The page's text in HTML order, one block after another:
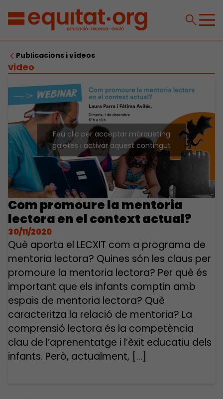
Publicacions i vídeos
video
Feu clic per acceptar màrqueting
galetes i activar aquest contingut
Com promoure la mentoria
lectora en el context actual?
30/11/2020
Què aporta el LECXIT com a programa de
mentoria lectora? Quines són les claus per
promoure la mentoria lectora? Per què és
important que els infants comptin amb
espais de mentoria lectora? Què
caracteritza la relació de mentoria? La
comprensió lectora és la competència
clau de l’aprenentatge i l’èxit educatiu dels
infants. Però, actualment, […]